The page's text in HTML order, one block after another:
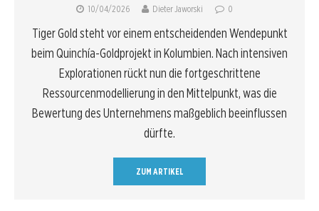
10/04/2026 Dieter Jaworski 0
Tiger Gold steht vor einem entscheidenden Wendepunkt
beim Quinchía-Goldprojekt in Kolumbien. Nach intensiven
Explorationen rückt nun die fortgeschrittene
Ressourcenmodellierung in den Mittelpunkt, was die
Bewertung des Unternehmens maßgeblich beeinflussen
dürfte.
ZUM ARTIKEL